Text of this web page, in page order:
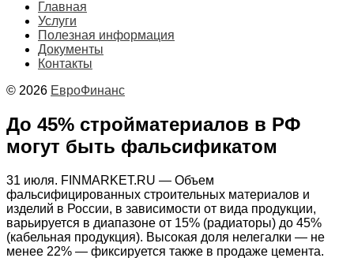
Главная
Услуги
Полезная информация
Документы
Контакты
© 2026 ЕвроФинанс
До 45% стройматериалов в РФ
могут быть фальсификатом
31 июля. FINMARKET.RU — Объем
фальсифицированных строительных материалов и
изделий в России, в зависимости от вида продукции,
варьируется в диапазоне от 15% (радиаторы) до 45%
(кабельная продукция). Высокая доля нелегалки — не
менее 22% — фиксируется также в продаже цемента.